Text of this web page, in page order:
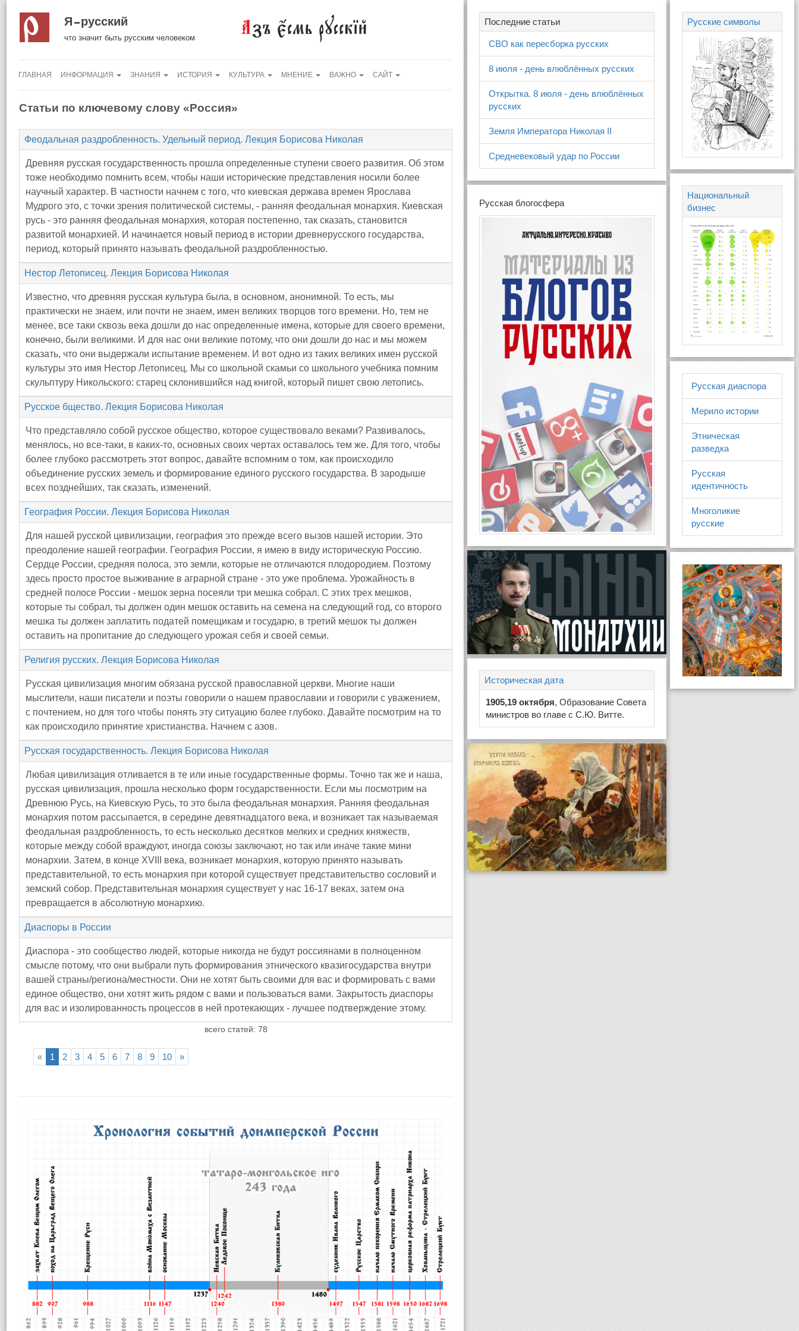
Я русский
что значит быть русским человеком
ГЛАВНАЯ ИНФОРМАЦИЯ ЗНАНИЯ ИСТОРИЯ КУЛЬТУРА МНЕНИЕ ВАЖНО САЙТ
Статьи по ключевому слову «Россия»
Феодальная раздробленность. Удельный период. Лекция Борисова Николая
Древняя русская государственность прошла определенные ступени своего развития. Об этом
тоже необходимо помнить всем, чтобы наши исторические представления носили более
научный характер. В частности начнем с того, что киевская держава времен Ярослава
Мудрого это, с точки зрения политической системы, - ранняя феодальная монархия. Киевская
русь - это ранняя феодальная монархия, которая постепенно, так сказать, становится
развитой монархией. И начинается новый период в истории древнерусского государства,
период, который принято называть феодальной раздробленностью.
Нестор Летописец. Лекция Борисова Николая
Известно, что древняя русская культура была, в основном, анонимной. То есть, мы
практически не знаем, или почти не знаем, имен великих творцов того времени. Но, тем не
менее, все таки сквозь века дошли до нас определенные имена, которые для своего времени,
конечно, были великими. И для нас они великие потому, что они дошли до нас и мы можем
сказать, что они выдержали испытание временем. И вот одно из таких великих имен русской
культуры это имя Нестор Летописец. Мы со школьной скамьи со школьного учебника помним
скульптуру Никольского: старец склонившийся над книгой, который пишет свою летопись.
Русское бщество. Лекция Борисова Николая
Что представляло собой русское общество, которое существовало веками? Развивалось,
менялось, но все-таки, в каких-то, основных своих чертах оставалось тем же. Для того, чтобы
более глубоко рассмотреть этот вопрос, давайте вспомним о том, как происходило
объединение русских земель и формирование единого русского государства. В зародыше
всех позднейших, так сказать, изменений.
География России. Лекция Борисова Николая
Для нашей русской цивилизации, география это прежде всего вызов нашей истории. Это
преодоление нашей географии. География России, я имею в виду историческую Россию.
Сердце России, средняя полоса, это земли, которые не отличаются плодородием. Поэтому
здесь просто простое выживание в аграрной стране - это уже проблема. Урожайность в
средней полосе России - мешок зерна посеяли три мешка собрал. С этих трех мешков,
которые ты собрал, ты должен один мешок оставить на семена на следующий год, со второго
мешка ты должен заплатить податей помещикам и государю, в третий мешок ты должен
оставить на пропитание до следующего урожая себя и своей семьи.
Религия русских. Лекция Борисова Николая
Русская цивилизация многим обязана русской православной церкви. Многие наши
мыслители, наши писатели и поэты говорили о нашем православии и говорили с уважением,
с почтением, но для того чтобы понять эту ситуацию более глубоко. Давайте посмотрим на то
как происходило принятие христианства. Начнем с азов.
Русская государственность. Лекция Борисова Николая
Любая цивилизация отливается в те или иные государственные формы. Точно так же и наша,
русская цивилизация, прошла несколько форм государственности. Если мы посмотрим на
Древнюю Русь, на Киевскую Русь, то это была феодальная монархия. Ранняя феодальная
монархия потом рассыпается, в середине девятнадцатого века, и возникает так называемая
феодальная раздробленность, то есть несколько десятков мелких и средних княжеств,
которые между собой враждуют, иногда союзы заключают, но так или иначе такие мини
монархии. Затем, в конце XVIII века, возникает монархия, которую принято называть
представительной, то есть монархия при которой существует представительство сословий и
земский собор. Представительная монархия существует у нас 16-17 веках, затем она
превращается в абсолютную монархию.
Диаспоры в России
Диаспора - это сообщество людей, которые никогда не будут россиянами в полноценном
смысле потому, что они выбрали путь формирования этнического квазигосударства внутри
вашей страны/региона/местности. Они не хотят быть своими для вас и формировать с вами
единое общество, они хотят жить рядом с вами и пользоваться вами. Закрытость диаспоры
для вас и изолированность процессов в ней протекающих - лучшее подтверждение этому.
всего статей: 78
« 1 2 3 4 5 6 7 8 9 10 »
Последние статьи
СВО как пересборка русских
8 июля - день влюблённых русских
Открытка. 8 июля - день влюблённых
русских
Земля Императора Николая II
Средневековый удар по России
Русская блогосфера
Историческая дата
1905,19 октября, Образование Совета
министров во главе с С.Ю. Витте.
Русские символы
Национальный
бизнес
Русская диаспора
Мерило истории
Этническая
разведка
Русская
идентичность
Многоликие
русские